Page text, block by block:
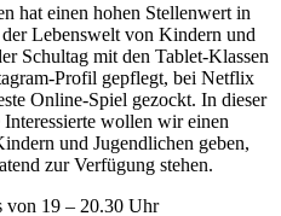
hat einen hohen Stellenwert in
Lebenswelt von Kindern und
Schultag mit den Tablet-Klassen
Profil gepflegt, bei Netflix
Online-Spiel gezockt. In dieser
wollen wir einen
und Jugendlichen geben,
zur Verfügung stehen.
von 19 – 20.30 Uhr